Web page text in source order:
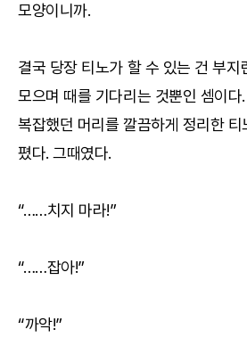
모양이니까.
결국 당장 티노가 할 수 있는 건 부지
모으며 때를 기다리는 것뿐인 셈이다
복잡했던 머리를 깔끔하게 정리한
폈다. 그때였다.
“……치지 마라!”
“……잡아!”
“까악!”